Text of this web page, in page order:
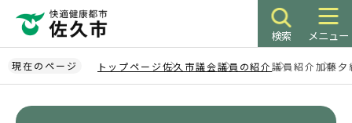
ペ
ー
ジ
検索 メニュー
現在のページ トップページ佐久市議会議員の紹介議員紹介加藤夕